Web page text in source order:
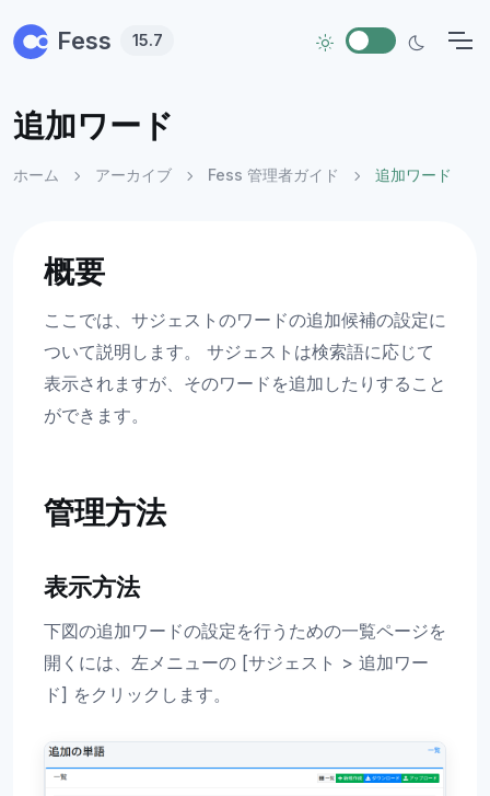
Fess 15.7
追加ワード
ホーム アーカイブ Fess 管理者ガイド 追加ワード
概要
ここでは、サジェストのワードの追加候補の設定に
ついて説明します。 サジェストは検索語に応じて
表示されますが、そのワードを追加したりすること
ができます。
管理方法
表示方法
下図の追加ワードの設定を行うための一覧ページを
開くには、左メニューの [サジェスト > 追加ワー
ド] をクリックします。